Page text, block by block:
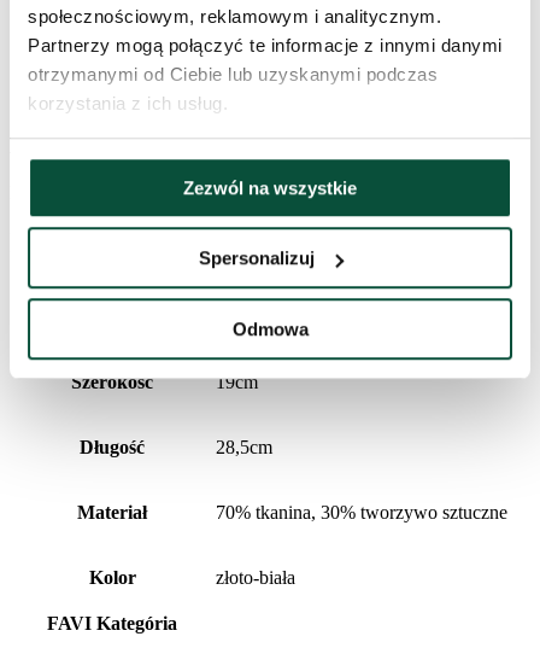
społecznościowym, reklamowym i analitycznym.
Partnerzy mogą połączyć te informacje z innymi danymi
otrzymanymi od Ciebie lub uzyskanymi podczas
korzystania z ich usług.
Zezwól na wszystkie
Spersonalizuj
Odmowa
Kolor złoto-biała
FAVI Kategória
Historia cen
Najniższa cena z ostatnich 30 dni to183zł
Informacje dodatkowe
Szerokość 19cm
Długość 28,5cm
Materiał 70% tkanina, 30% tworzywo sztuczne
Kolor złoto-biała
FAVI Kategória